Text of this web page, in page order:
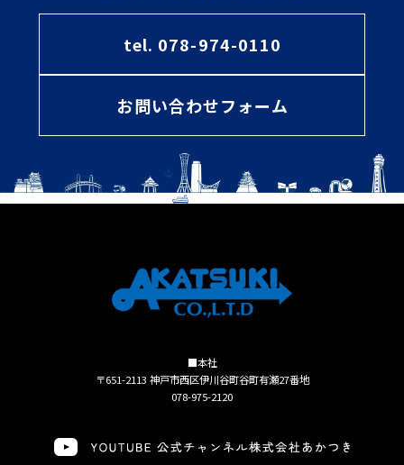
tel. 078-974-0110
お問い合わせフォーム
■本社
〒651-2113 神戸市西区伊川谷町谷町有瀬27番地
078-975-2120